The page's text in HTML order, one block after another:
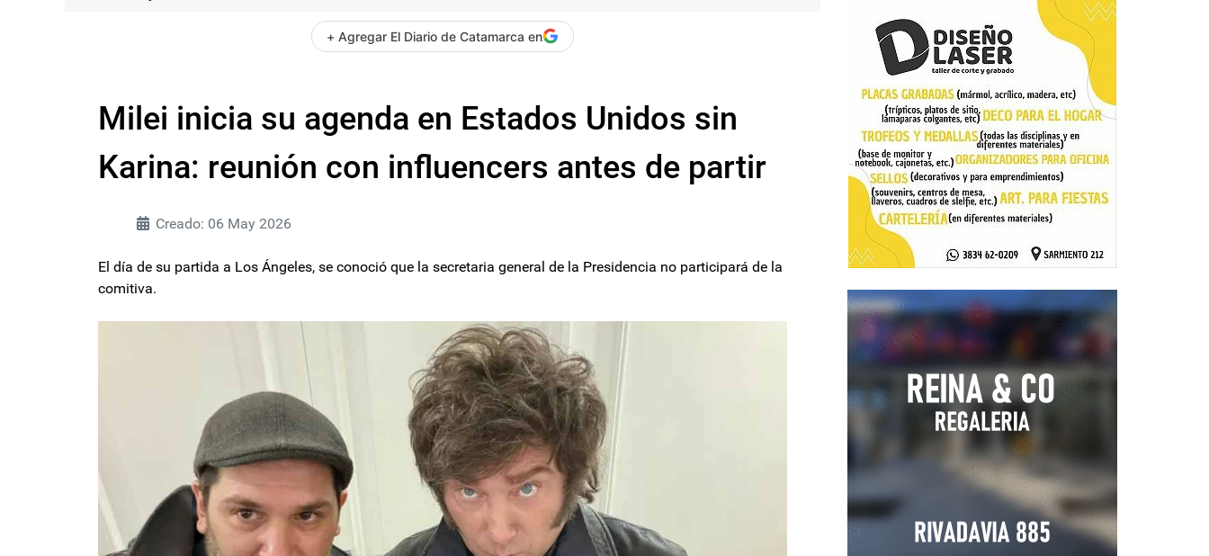
+ Agregar El Diario de Catamarca en
Milei inicia su agenda en Estados Unidos sin
Karina: reunión con influencers antes de partir
Creado: 06 May 2026
El día de su partida a Los Ángeles, se conoció que la secretaria general de la Presidencia no participará de la
comitiva.